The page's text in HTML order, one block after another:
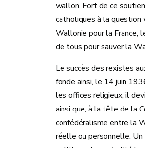
wallon. Fort de ce
catholiques à la question
Wallonie pour la France,
de tous pour sauver la
Le succès des rexistes
fonde ainsi, le 14 juin
les offices religieux, il
ainsi que, à la tête de la
confédéralisme entre la
réelle ou personnelle.